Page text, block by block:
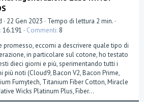
22 Gen 2023
Tempo di lettura 2 min.
16.191 Commenti 8
promesso, eccomi a descrivere quale tipo di
in particolare sul cotone, ho testato
dieci giorni e più, sperimentando tutti i
più noti (Cloud9, Bacon V2, Bacon Prime,
Fumytech, Titanium Fiber Cotton, Miracle
Wicks Platinum Plus, Fiber...